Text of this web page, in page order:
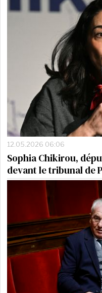
12.05.2026 06:06
Sophia Chikirou,
devant le tribunal de